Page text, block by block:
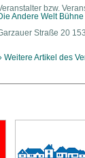
bzw.
Andere Welt Bühne
Straße 20
Weitere Artikel des